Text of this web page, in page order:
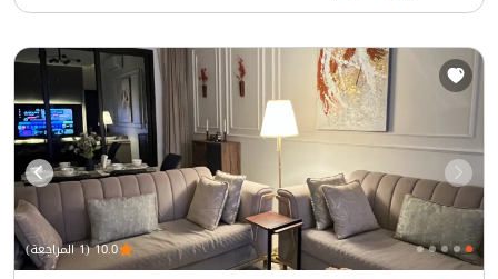
10.0 (1 المراجعة)